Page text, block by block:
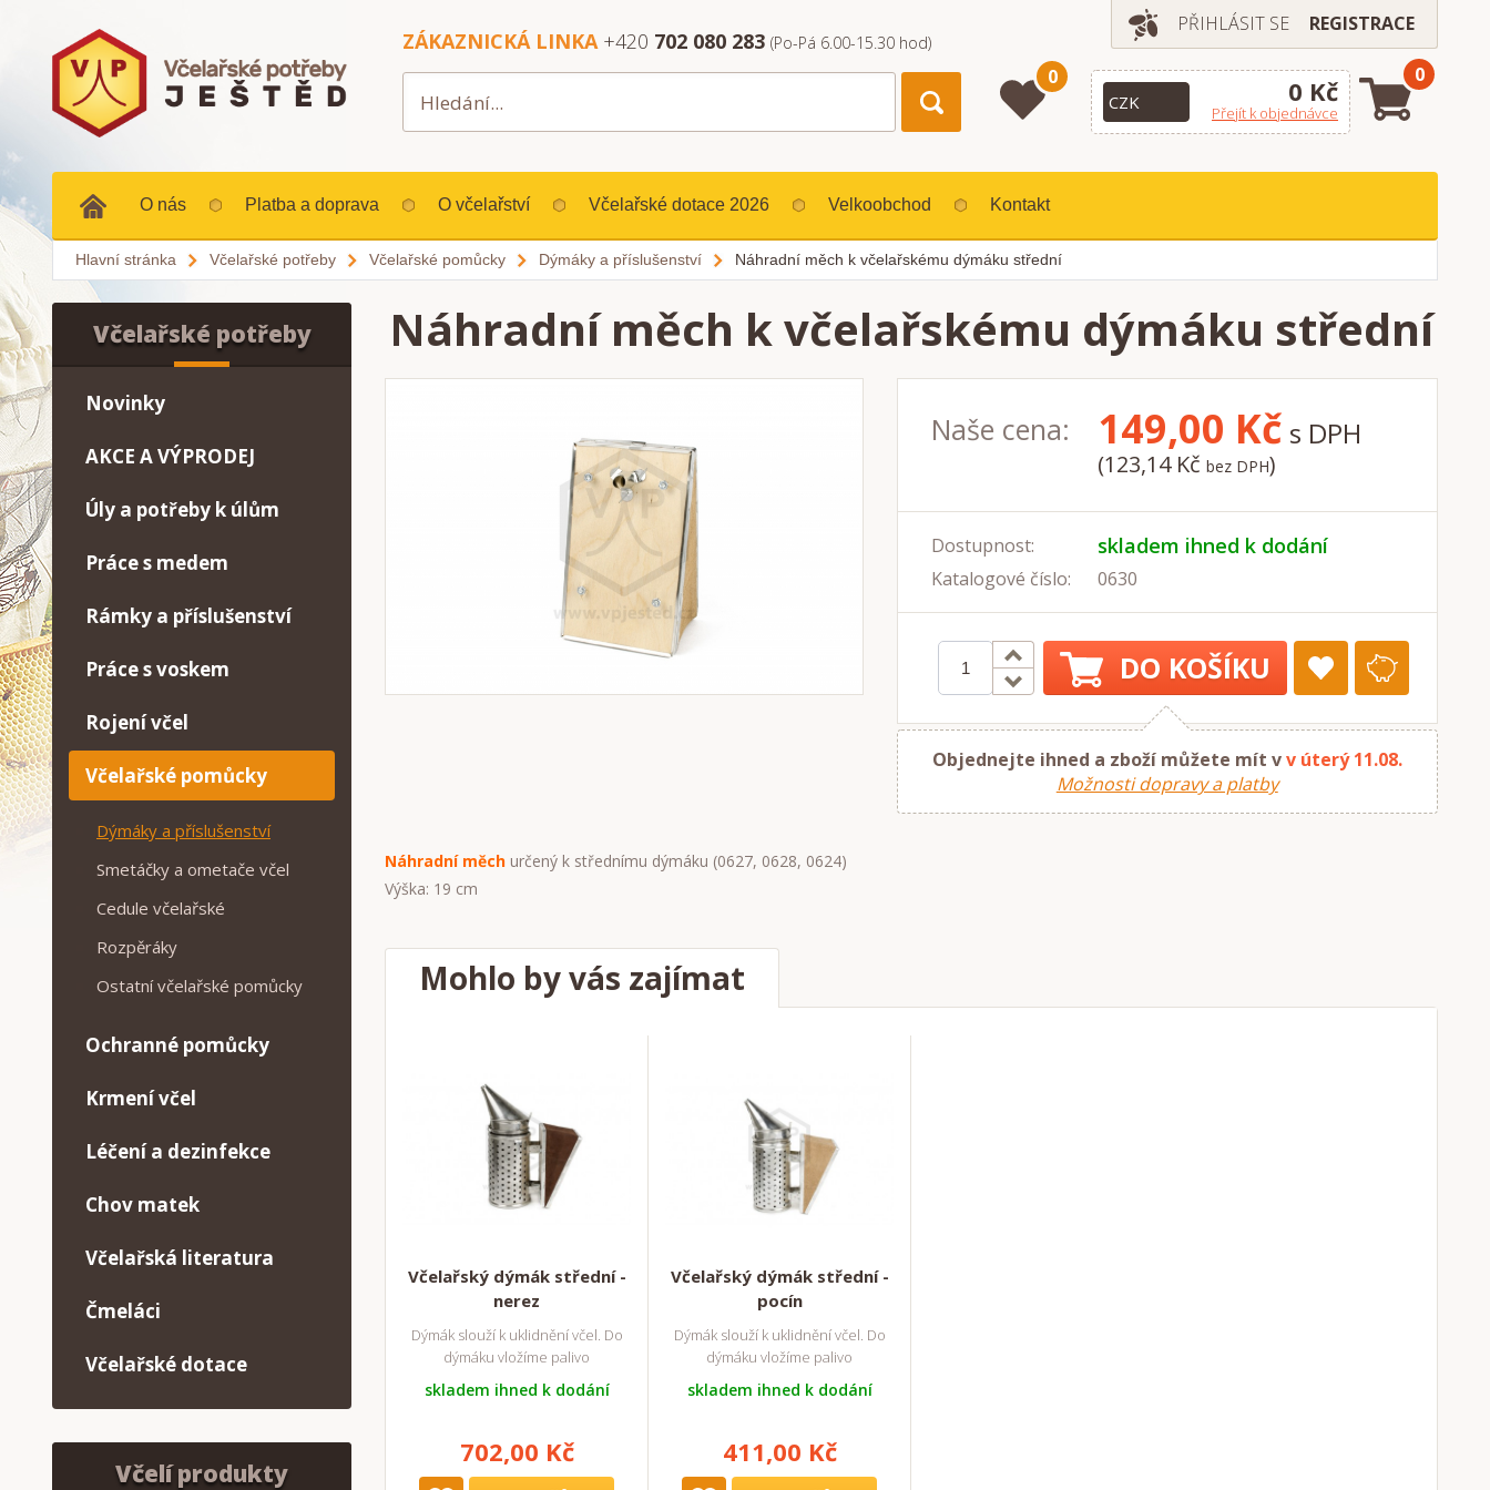
PŘIHLÁSIT SE REGISTRACE
ZÁKAZNICKÁ LINKA +420 702 080 283 (Po-Pá 6.00-15.30 hod)
0 0 Kč
Přejít k objednávce
0
O nás Platba a doprava O včelařství Včelařské dotace 2026 Velkoobchod Kontakt
Hlavní stránka Včelařské potřeby Včelařské pomůcky Dýmáky a příslušenství Náhradní měch k včelařskému dýmáku střední
Náhradní měch k včelařskému dýmáku střední
Naše cena: 149,00 Kč s DPH
(123,14 Kč bez DPH)
Dostupnost: skladem ihned k dodání
Katalogové číslo: 0630
DO KOŠÍKU
Objednejte ihned a zboží můžete mít vv úterý 11.08.
Možnosti dopravy a platby
Náhradní měch určený k střednímu dýmáku (0627, 0628, 0624)
Výška: 19 cm
Mohlo by vás zajímat
Včelařský dýmák střední -
nerez
Dýmák slouží k uklidnění včel. Do
dýmáku vložíme palivo
skladem ihned k dodání
702,00 Kč
Včelařský dýmák střední -
pocín
Dýmák slouží k uklidnění včel. Do
dýmáku vložíme palivo
skladem ihned k dodání
411,00 Kč
Včelařské potřeby
Novinky
AKCE A VÝPRODEJ
Úly a potřeby k úlům
Práce s medem
Rámky a příslušenství
Práce s voskem
Rojení včel
Včelařské pomůcky
Dýmáky a příslušenství
Smetáčky a ometače včel
Cedule včelařské
Rozpěráky
Ostatní včelařské pomůcky
Ochranné pomůcky
Krmení včel
Léčení a dezinfekce
Chov matek
Včelařská literatura
Čmeláci
Včelařské dotace
Včelí produkty